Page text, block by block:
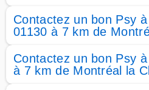
Contactez un bon Psy
01130 à 7 km de
Contactez un bon Psy
à 7 km de Montréal la